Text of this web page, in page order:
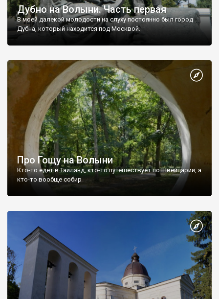
Дубно на Волыни. Часть первая
В моей далекой молодости на слуху постоянно был город
Дубна, который находится под Москвой.
Про Гощу на Волыни
Кто-то едет в Таиланд, кто-то путешествует по Швейцарии, а
кто-то вообще собир